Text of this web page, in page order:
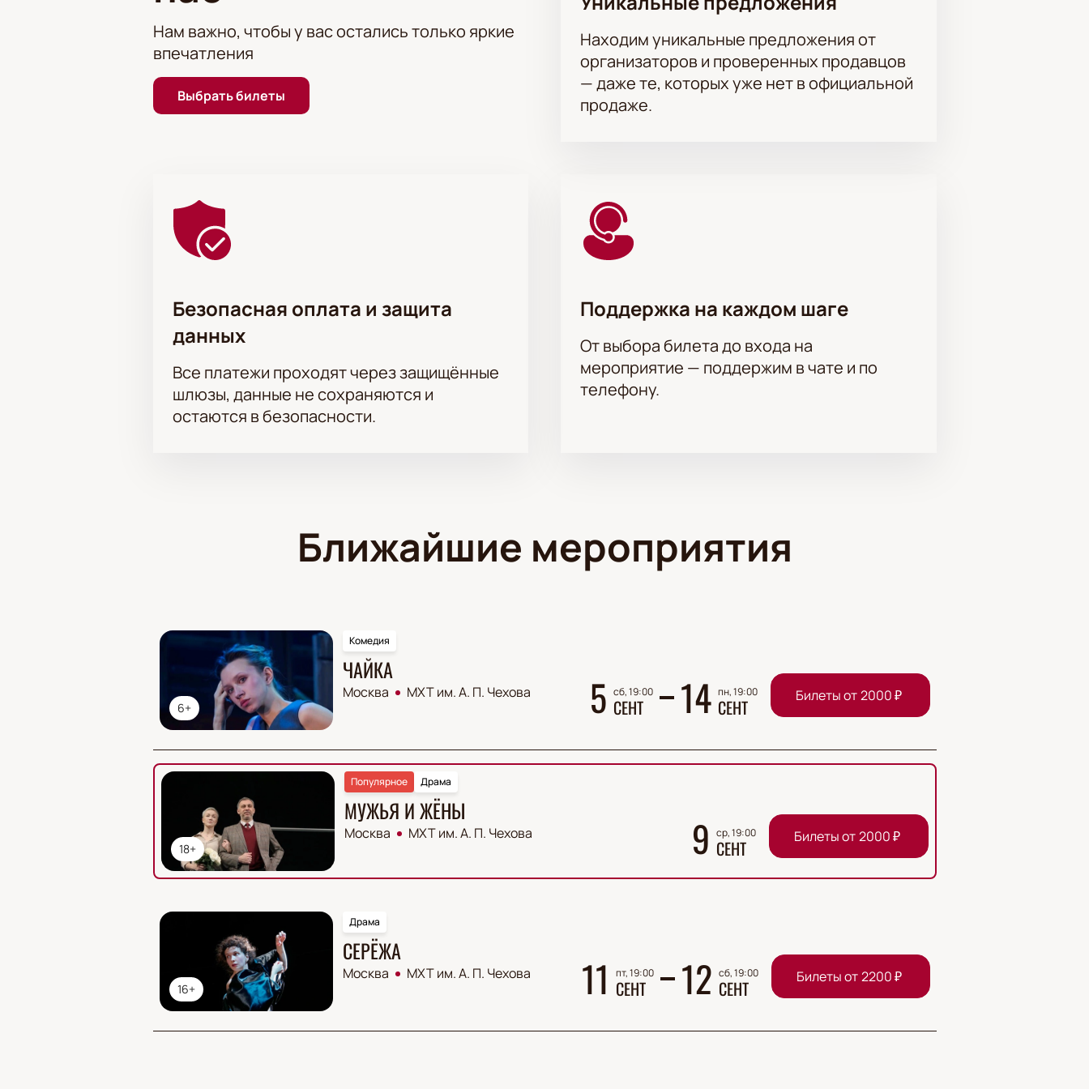
Нам важно, чтобы у вас остались только яркие
впечатления
Выбрать билеты
Находим уникальные предложения от
организаторов и проверенных продавцов
— даже те, которых уже нет в официальной
продаже.
Безопасная оплата и защита
данных
Все платежи проходят через защищённые
шлюзы, данные не сохраняются и
остаются в безопасности.
Поддержка на каждом шаге
От выбора билета до входа на
мероприятие — поддержим в чате и по
телефону.
Ближайшие мероприятия
6+
Комедия
ЧАЙКА
Москва МХТ им. А. П. Чехова 5 сб, 19:00
СЕНТ 14 пн, 19:00
СЕНТ Билеты от 2000₽
18+
Драма
Популярное
МУЖЬЯ И ЖЁНЫ
Москва МХТ им. А. П. Чехова 9 ср, 19:00
СЕНТ Билеты от 2000₽
16+
Драма
СЕРЁЖА
Москва МХТ им. А. П. Чехова 11 пт, 19:00
СЕНТ 12 сб, 19:00
СЕНТ Билеты от 2200₽